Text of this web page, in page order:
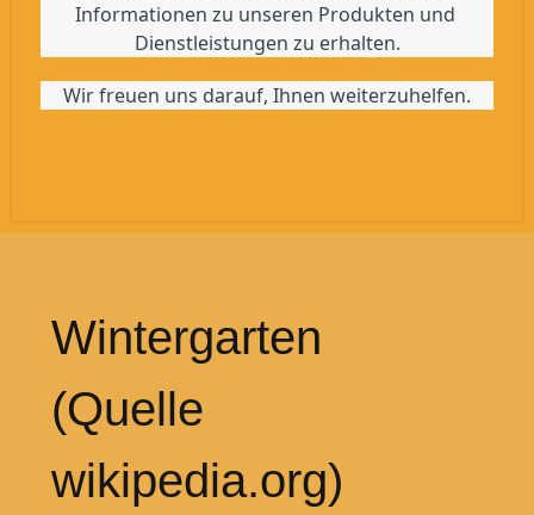
Informationen zu unseren Produkten und
Dienstleistungen zu erhalten.
Wir freuen uns darauf, Ihnen weiterzuhelfen.
Wintergarten
(Quelle
wikipedia.org)